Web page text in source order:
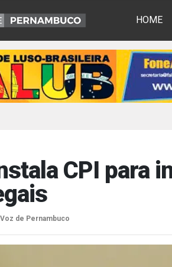
HOME
CPI para
de Pernambuco